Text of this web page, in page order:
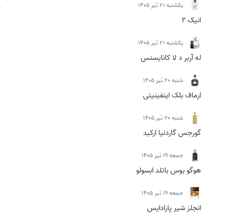
يكشنبه 21 تیر 1405
انیک 2
يكشنبه 21 تیر 1405
له آربر د لا کانایسنس
شنبه 20 تیر 1405
ارماف بلک اینفینیتی
شنبه 20 تیر 1405
گورجس گاردنیا ارکید
جمعه 19 تیر 1405
هوگو بوس باتلد ابسولو
جمعه 19 تیر 1405
انجلز شیر پارادایس